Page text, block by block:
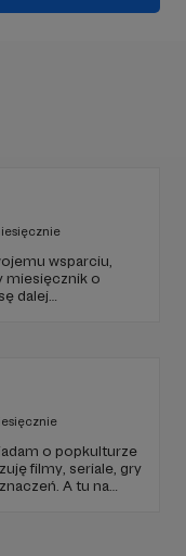
wsparciu,
miesięcznik o
dalej
o popkulturze
filmy, seriale, gry
A tu na